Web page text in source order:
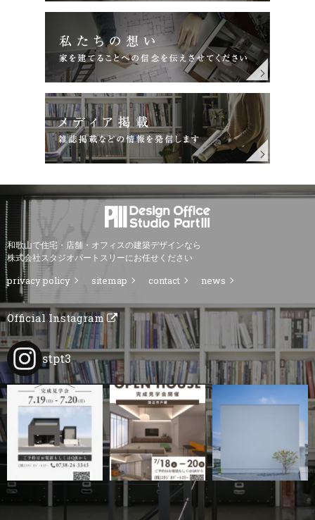
和歌山で住宅・店舗・オフィスの建築デザインなら
株式会社スタジオパートスリーにお任せください
privacy policy sitemap contact news
Official Instagram
stpt3